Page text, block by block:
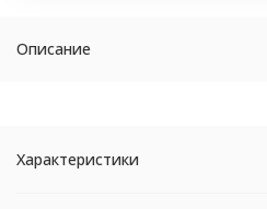
Описание
Характеристики